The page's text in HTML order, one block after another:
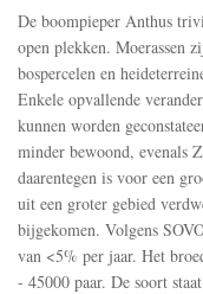
De boompieper Anthus
open plekken. Moerassen
bospercelen en
Enkele opvallende
kunnen worden
minder bewoond, evenals
daarentegen is voor een
uit een groter gebied
bijgekomen. Volgens
van <5% per jaar. Het
- 45000 paar. De soort